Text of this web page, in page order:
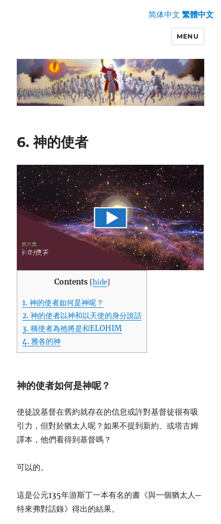
MENU
6. 神的使者
Contents hide]
1. 神的使者如何是神呢？
2. 神的使者以神和以天使的身分說話
3. 稱使者為祂將是和ELOHIM
4. 雅各的神
神的使者如何是神呢？
使徒說基督在舊約就存在的信息或許對基督徒很有吸
引力，但對於猶太人呢？如果不提到新約、或塔古姆
譯本，他們看得到基督嗎？
可以的。
這是公元135年游斯丁一本有名的書《與一個猶太人─
特來弗對話錄》得出的結果。
简体中文 繁體中文